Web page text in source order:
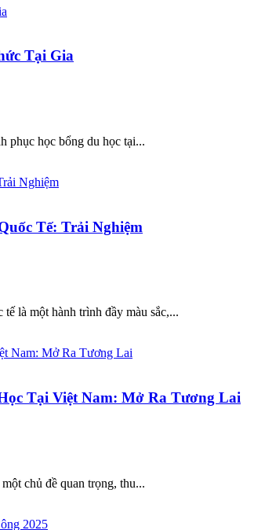
Tại Gia
phục học bổng du học tại...
Tế: Trải Nghiệm
là một hành trình đầy màu sắc,...
Tại Việt Nam: Mở Ra Tương Lai
chủ đề quan trọng, thu...